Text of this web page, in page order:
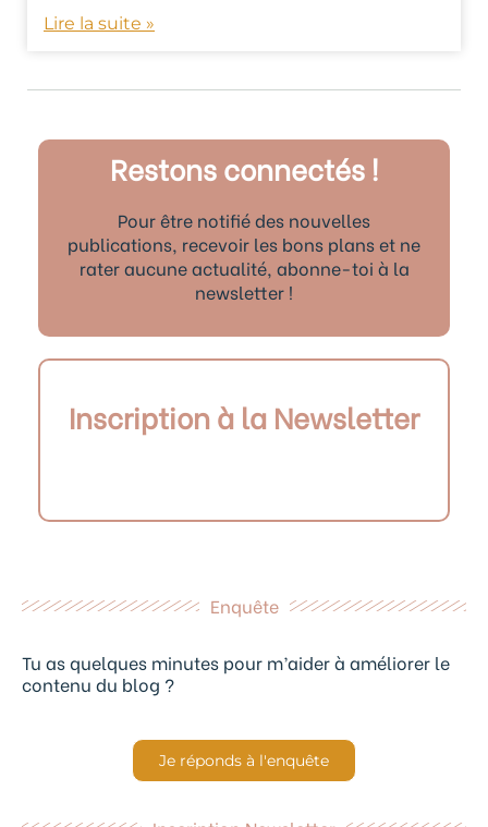
Lire la suite »
Restons connectés !
Pour être notifié des nouvelles
publications, recevoir les bons plans et ne
rater aucune actualité, abonne-toi à la
newsletter !
Inscription à la Newsletter
Enquête
Tu as quelques minutes pour m’aider à améliorer le
contenu du blog ?
Je réponds à l'enquête